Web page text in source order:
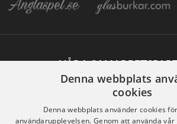
VÅRA
Denna webbplats
cookies
Denna webbplats använder cookies
användarupplevelsen. Genom att använda